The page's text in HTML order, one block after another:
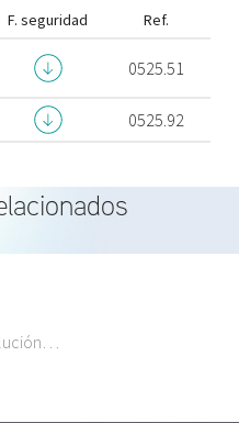
F. seguridad Ref.
0525.51
0525.92